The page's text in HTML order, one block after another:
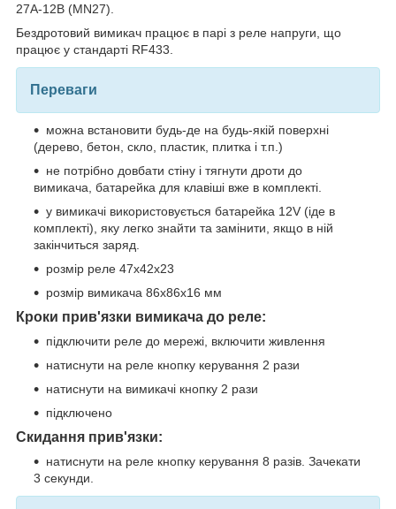
27А-12В (MN27).
Бездротовий вимикач працює в парі з реле напруги, що
працює у стандарті RF433.
Переваги
можна встановити будь-де на будь-якій поверхні
(дерево, бетон, скло, пластик, плитка і т.п.)
не потрібно довбати стіну і тягнути дроти до
вимикача, батарейка для клавіші вже в комплекті.
у вимикачі використовується батарейка 12V (іде в
комплекті), яку легко знайти та замінити, якщо в ній
закінчиться заряд.
розмір реле 47х42х23
розмір вимикача 86х86х16 мм
Кроки прив'язки вимикача до реле:
підключити реле до мережі, включити живлення
натиснути на реле кнопку керування 2 рази
натиснути на вимикачі кнопку 2 рази
підключено
Скидання прив'язки:
натиснути на реле кнопку керування 8 разів. Зачекати
3 секунди.